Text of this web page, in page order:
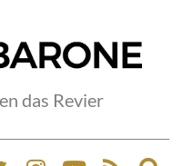
das Revier